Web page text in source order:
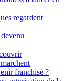
regardent
franchisé ?